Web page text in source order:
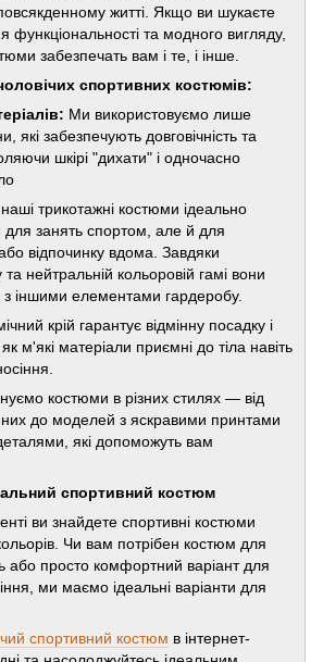
житті. Якщо ви шукаєте
функціональності та модного вигляду,
забезпечать вам і те, і інше.
спортивних костюмів:
Ми використовуємо лише
які забезпечують довговічність та
шкірі "дихати" і одночасно
наші трикотажні костюми ідеально
для занять спортом, але й для
відпочинку вдома. Завдяки
нейтральній кольоровій гамі вони
з іншими елементами гардеробу.
крій гарантує відмінну посадку і
м'які матеріали приємні до тіла навіть
костюми в різних стилях — від
до моделей з яскравими принтами
які допоможуть вам
спортивний костюм
ви знайдете спортивні костюми
Чи вам потрібен костюм для
або просто комфортний варіант для
ми маємо ідеальні варіанти для
спортивний костюм в інтернет-